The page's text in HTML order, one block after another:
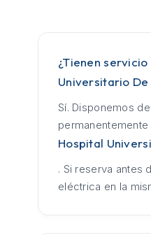
¿Tienen
Universitario
Sí. Disponemos
Hospital
. Si reserva antes
eléctrica en la